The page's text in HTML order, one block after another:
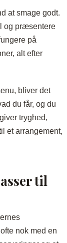
at smage godt.
og præsentere
på
alt efter
bliver det
du får, og du
tryghed,
et arrangement,
til
nok med en